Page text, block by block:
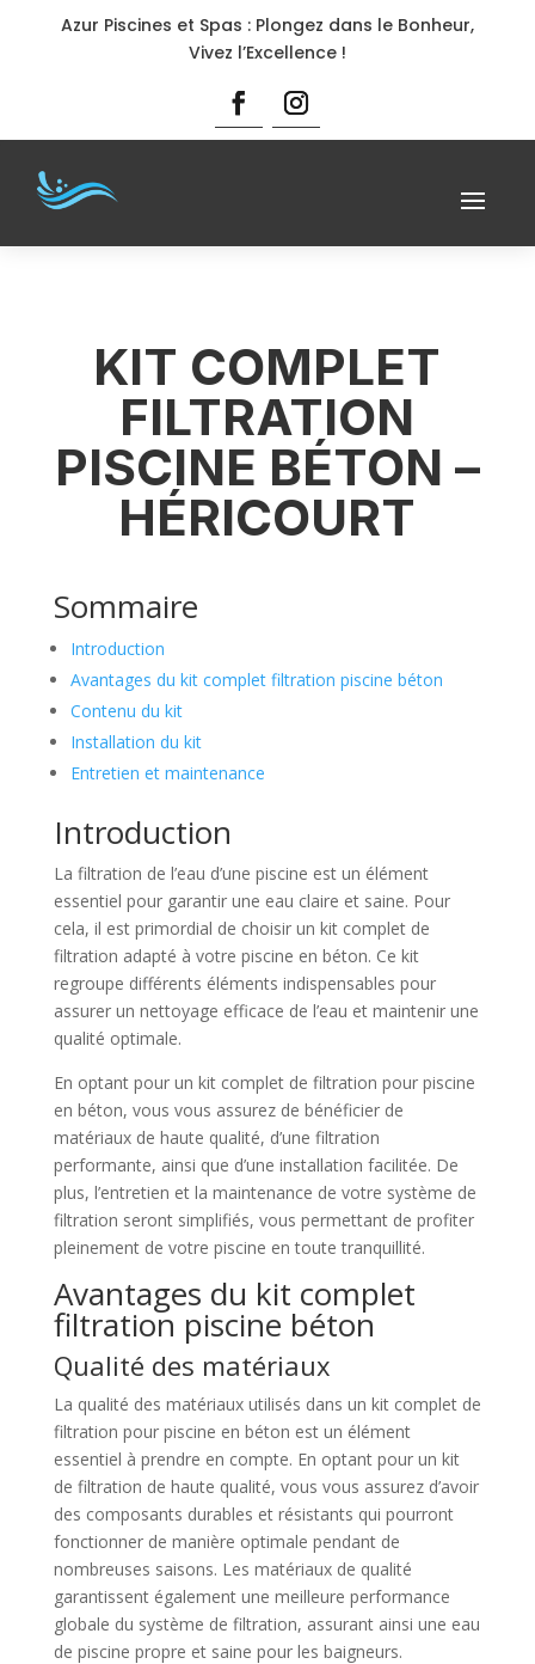
Azur Piscines et Spas : Plongez dans le Bonheur,
Vivez l’Excellence !
KIT COMPLET
FILTRATION
PISCINE BÉTON –
HÉRICOURT
Sommaire
Introduction
Avantages du kit complet filtration piscine béton
Contenu du kit
Installation du kit
Entretien et maintenance
Introduction
La filtration de l’eau d’une piscine est un élément
essentiel pour garantir une eau claire et saine. Pour
cela, il est primordial de choisir un kit complet de
filtration adapté à votre piscine en béton. Ce kit
regroupe différents éléments indispensables pour
assurer un nettoyage efficace de l’eau et maintenir une
qualité optimale.
En optant pour un kit complet de filtration pour piscine
en béton, vous vous assurez de bénéficier de
matériaux de haute qualité, d’une filtration
performante, ainsi que d’une installation facilitée. De
plus, l’entretien et la maintenance de votre système de
filtration seront simplifiés, vous permettant de profiter
pleinement de votre piscine en toute tranquillité.
Avantages du kit complet
filtration piscine béton
Qualité des matériaux
La qualité des matériaux utilisés dans un kit complet de
filtration pour piscine en béton est un élément
essentiel à prendre en compte. En optant pour un kit
de filtration de haute qualité, vous vous assurez d’avoir
des composants durables et résistants qui pourront
fonctionner de manière optimale pendant de
nombreuses saisons. Les matériaux de qualité
garantissent également une meilleure performance
globale du système de filtration, assurant ainsi une eau
de piscine propre et saine pour les baigneurs.